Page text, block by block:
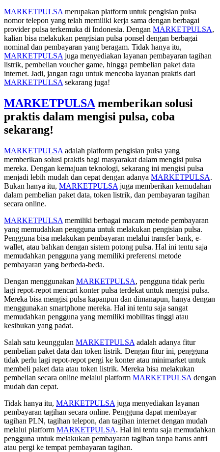
MARKETPULSA merupakan platform untuk pengisian pulsa
nomor telepon yang telah memiliki kerja sama dengan berbagai
provider pulsa terkemuka di Indonesia. Dengan MARKETPULSA,
kalian bisa melakukan pengisian pulsa ponsel dengan berbagai
nominal dan pembayaran yang beragam. Tidak hanya itu,
MARKETPULSA juga menyediakan layanan pembayaran tagihan
listrik, pembelian voucher game, hingga pembelian paket data
internet. Jadi, jangan ragu untuk mencoba layanan praktis dari
MARKETPULSA sekarang juga!
MARKETPULSA memberikan solusi
praktis dalam mengisi pulsa, coba
sekarang!
MARKETPULSA adalah platform pengisian pulsa yang
memberikan solusi praktis bagi masyarakat dalam mengisi pulsa
mereka. Dengan kemajuan teknologi, sekarang ini mengisi pulsa
menjadi lebih mudah dan cepat dengan adanya MARKETPULSA.
Bukan hanya itu, MARKETPULSA juga memberikan kemudahan
dalam pembelian paket data, token listrik, dan pembayaran tagihan
secara online.
MARKETPULSA memiliki berbagai macam metode pembayaran
yang memudahkan pengguna untuk melakukan pengisian pulsa.
Pengguna bisa melakukan pembayaran melalui transfer bank, e-
wallet, atau bahkan dengan sistem potong pulsa. Hal ini tentu saja
memudahkan pengguna yang memiliki preferensi metode
pembayaran yang berbeda-beda.
Dengan menggunakan MARKETPULSA, pengguna tidak perlu
lagi repot-repot mencari konter pulsa terdekat untuk mengisi pulsa.
Mereka bisa mengisi pulsa kapanpun dan dimanapun, hanya dengan
menggunakan smartphone mereka. Hal ini tentu saja sangat
memudahkan pengguna yang memiliki mobilitas tinggi atau
kesibukan yang padat.
Salah satu keunggulan MARKETPULSA adalah adanya fitur
pembelian paket data dan token listrik. Dengan fitur ini, pengguna
tidak perlu lagi repot-repot pergi ke konter atau minimarket untuk
membeli paket data atau token listrik. Mereka bisa melakukan
pembelian secara online melalui platform MARKETPULSA dengan
mudah dan cepat.
Tidak hanya itu, MARKETPULSA juga menyediakan layanan
pembayaran tagihan secara online. Pengguna dapat membayar
tagihan PLN, tagihan telepon, dan tagihan internet dengan mudah
melalui platform MARKETPULSA. Hal ini tentu saja memudahkan
pengguna untuk melakukan pembayaran tagihan tanpa harus antri
atau pergi ke tempat pembayaran tagihan.